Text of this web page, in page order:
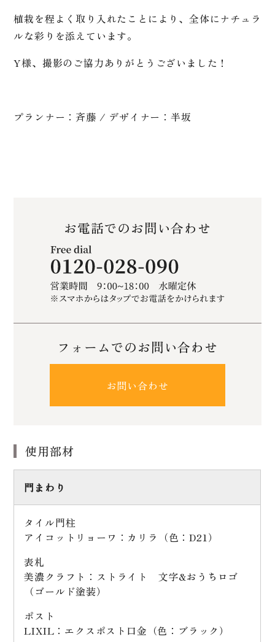
植栽を程よく取り入れたことにより、全体にナチュラ
ルな彩りを添えています。
Y様、撮影のご協力ありがとうございました！
プランナー：斉藤 / デザイナー：半坂
お電話でのお問い合わせ
フォームでのお問い合わせ
お問い合わせ
使用部材
門まわり
タイル門柱
アイコットリョーワ：カリラ（色：D21）
表札
美濃クラフト：ストライト 文字&おうちロゴ
（ゴールド塗装）
ポスト
LIXIL：エクスポスト口金（色：ブラック）